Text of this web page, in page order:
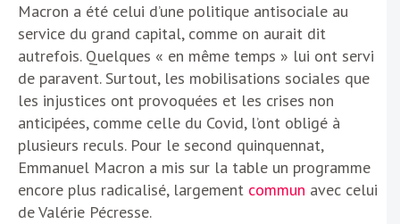
Macron a été celui d’une politique antisociale au
service du grand capital, comme on aurait dit
autrefois. Quelques « en même temps » lui ont servi
de paravent. Surtout, les mobilisations sociales que
les injustices ont provoquées et les crises non
anticipées, comme celle du Covid, l’ont obligé à
plusieurs reculs. Pour le second quinquennat,
Emmanuel Macron a mis sur la table un programme
encore plus radicalisé, largement commun avec celui
de Valérie Pécresse.